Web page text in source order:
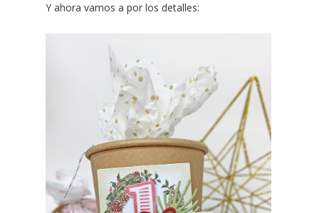
Y ahora vamos a por los detalles: